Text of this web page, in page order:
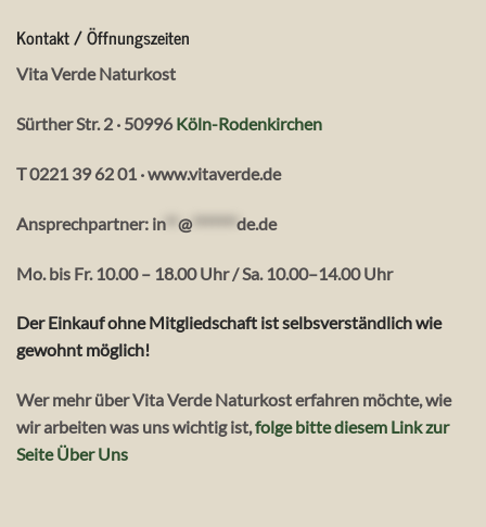
Kontakt / Öffnungszeiten
Vita Verde Naturkost
Sürther Str. 2 · 50996Köln-Rodenkirchen
T 0221 39 62 01 · www.vitaverde.de
Ansprechpartner: in** @ de.de
Mo. bis Fr. 10.00 – 18.00 Uhr / Sa. 10.00–14.00 Uhr
Der Einkauf ohne Mitgliedschaft ist selbsverständlich wie
gewohnt möglich!
Wer mehr über Vita Verde Naturkost erfahren möchte, wie
wir arbeiten was uns wichtig ist,folge bitte diesem Link zur
Seite Über Uns